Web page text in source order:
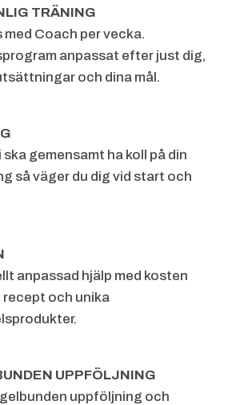
TRÄNING
med Coach per vecka.
anpassat efter just dig,
och dina mål.
ska gemensamt ha koll på din
så väger du dig vid start och
anpassad hjälp med kosten
recept och unika
UPPFÖLJNING
uppföljning och